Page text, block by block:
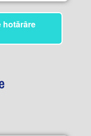
hotărâre